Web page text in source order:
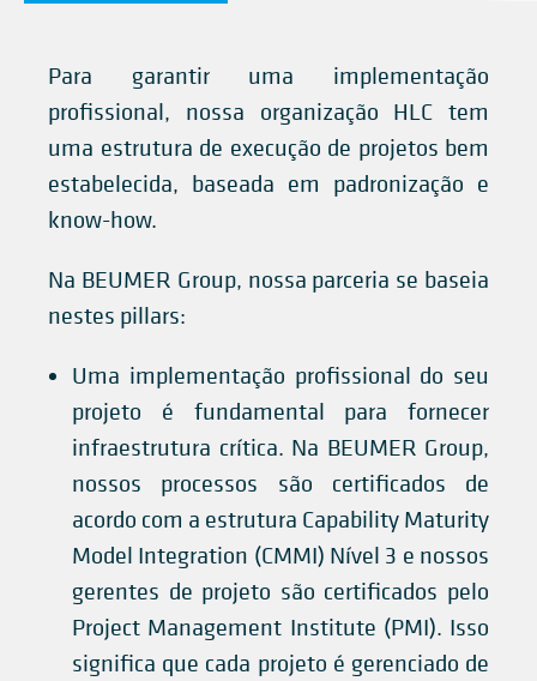
Para garantir uma implementação
profissional, nossa organização HLC tem
uma estrutura de execução de projetos bem
estabelecida, baseada em padronização e
know-how.
Na BEUMER Group, nossa parceria se baseia
nestes pillars:
Uma implementação profissional do seu
projeto é fundamental para fornecer
infraestrutura crítica. Na BEUMER Group,
nossos processos são certificados de
acordo com a estrutura Capability Maturity
Model Integration (CMMI) Nível 3 e nossos
gerentes de projeto são certificados pelo
Project Management Institute (PMI). Isso
significa que cada projeto é gerenciado de